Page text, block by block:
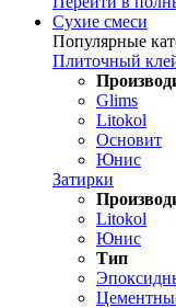
Сухие смеси
Популярные
Плиточный
Glims
Litokol
Основит
Юнис
Затирки
Litokol
Юнис
Тип